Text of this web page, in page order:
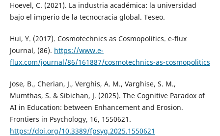
Hoevel, C. (2021). La industria académica: la universidad
bajo el imperio de la tecnocracia global. Teseo.
Hui, Y. (2017). Cosmotechnics as Cosmopolitics. e-flux
Journal, (86). https://www.e-
flux.com/journal/86/161887/cosmotechnics-as-cosmopolitics
Jose, B., Cherian, J., Verghis, A. M., Varghise, S. M.,
Mumthas, S. & Sibichan, J. (2025). The Cognitive Paradox of
AI in Education: between Enhancement and Erosion.
Frontiers in Psychology, 16, 1550621.
https://doi.org/10.3389/fpsyg.2025.1550621